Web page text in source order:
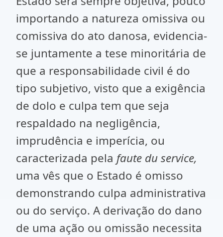
importando a natureza omissiva ou
comissiva do ato danosa, evidencia-
se juntamente a tese minoritária de
que a responsabilidade civil é do
tipo subjetivo, visto que a exigência
de dolo e culpa tem que seja
respaldado na negligência,
imprudência e imperícia, ou
caracterizada pela faute du service,
uma vês que o Estado é omisso
demonstrando culpa administrativa
ou do serviço. A derivação do dano
de uma ação ou omissão necessita